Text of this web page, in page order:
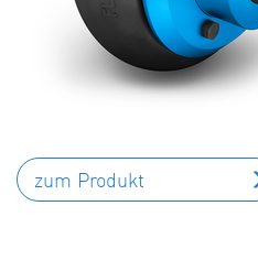
zum Produkt